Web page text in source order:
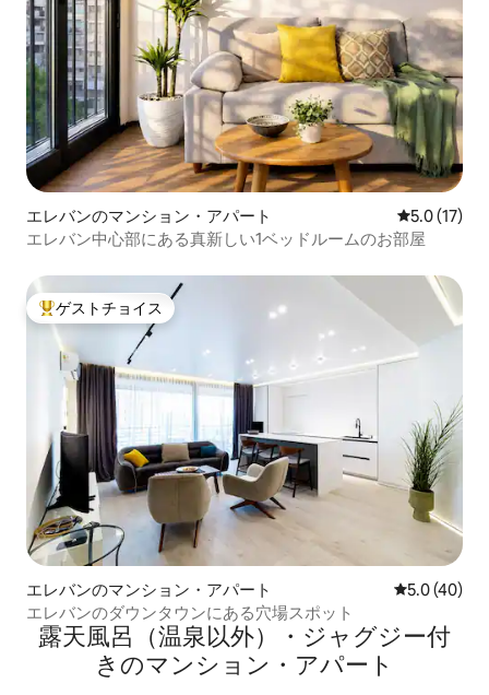
エレバンのマンション・アパート レビュー17
5.0 (17)
エレバン中心部にある真新しい1ベッドルームのお部屋
大好評のゲストチョイスです。
ゲストチョイス
エレバンのマンション・アパート レビュー40
5.0 (40)
エレバンのダウンタウンにある穴場スポット
露天風呂（温泉以外）・ジャグジー付
きのマンション・アパート